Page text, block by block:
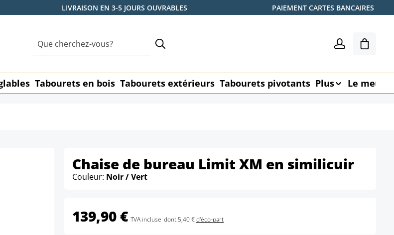
LIVRAISON EN 3-5 JOURS OUVRABLES PAIEMENT CARTES BANCAIRES
Le
Tabourets en bois Tabourets extérieurs Tabourets pivotants Plus Le
Chaise de bureau Limit XM en similicuir
Couleur: Noir / Vert
139,90 € TVA incluse dont 5,40 €d'éco-part